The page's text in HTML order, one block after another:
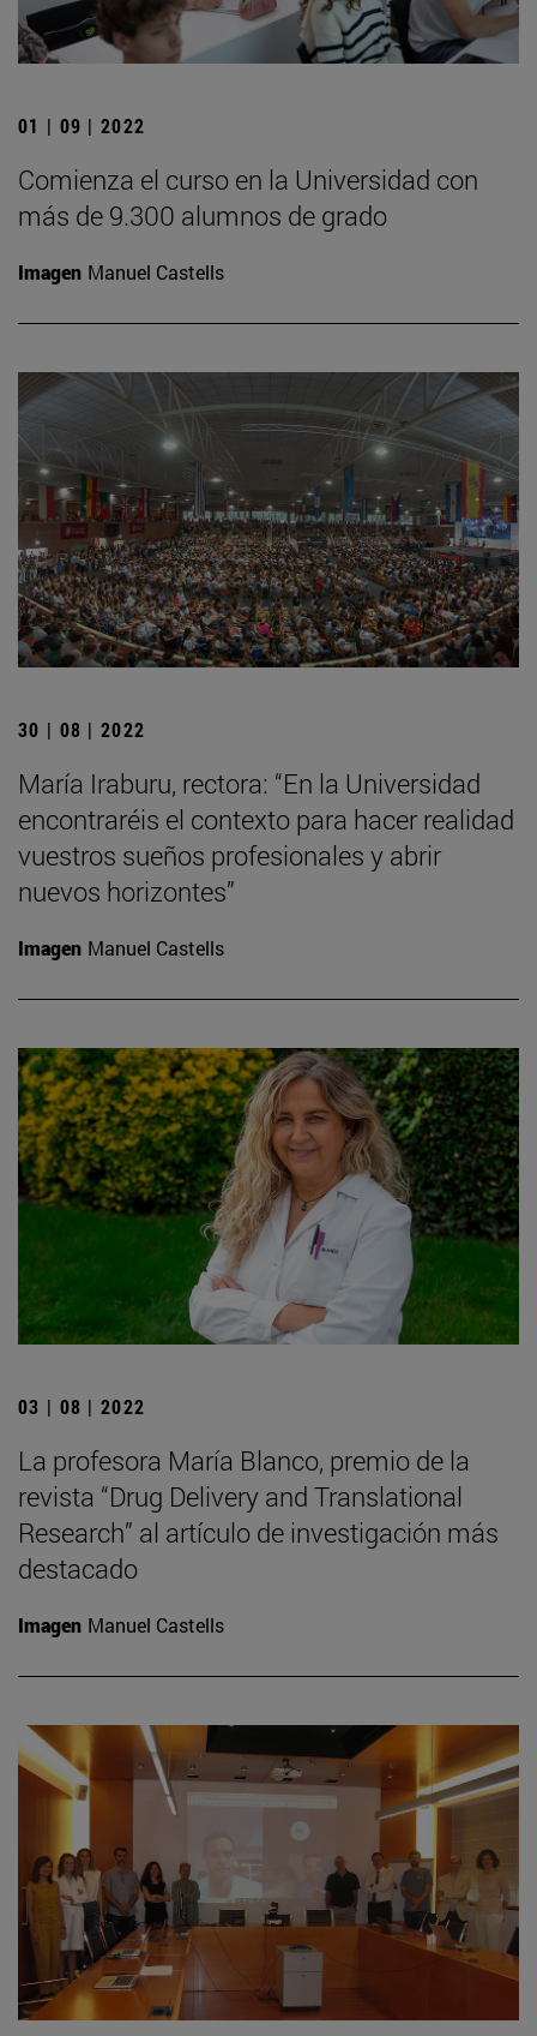
01 | 09 | 2022
Comienza el curso en la Universidad con
más de 9.300 alumnos de grado
Imagen Manuel Castells
30 | 08 | 2022
María Iraburu, rectora: “En la Universidad
encontraréis el contexto para hacer realidad
vuestros sueños profesionales y abrir
nuevos horizontes”
Imagen Manuel Castells
03 | 08 | 2022
La profesora María Blanco, premio de la
revista “Drug Delivery and Translational
Research” al artículo de investigación más
destacado
Imagen Manuel Castells